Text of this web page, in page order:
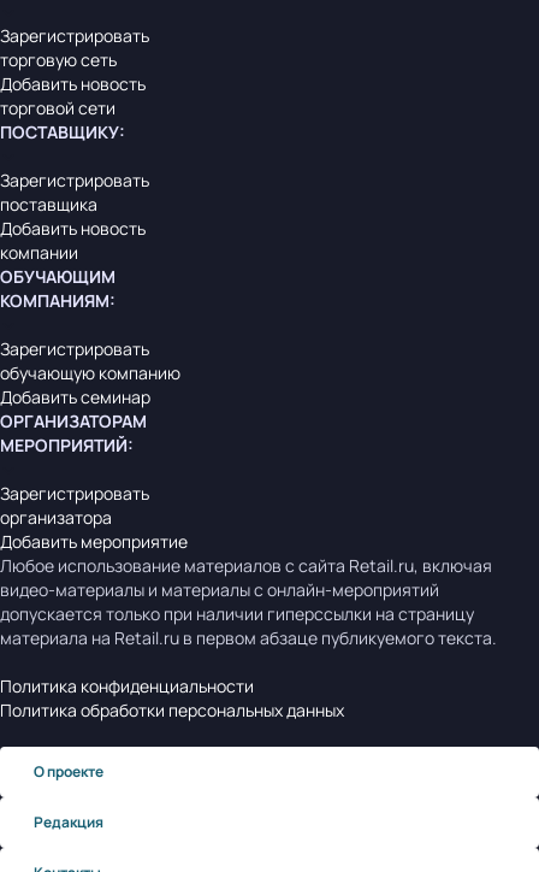
Зарегистрировать
торговую сеть
Добавить новость
торговой сети
ПОСТАВЩИКУ:
Зарегистрировать
поставщика
Добавить новость
компании
ОБУЧАЮЩИМ
КОМПАНИЯМ:
Зарегистрировать
обучающую компанию
Добавить семинар
ОРГАНИЗАТОРАМ
МЕРОПРИЯТИЙ:
Зарегистрировать
организатора
Добавить мероприятие
Любое использование материалов с сайта Retail.ru, включая
видео-материалы и материалы с онлайн-мероприятий
допускается только при наличии гиперссылки на страницу
материала на Retail.ru в первом абзаце публикуемого текста.
Политика конфиденциальности
Политика обработки персональных данных
О проекте
Редакция